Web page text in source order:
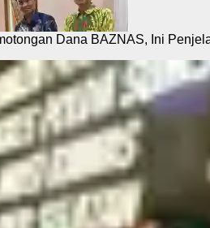
Dana BAZNAS, Ini